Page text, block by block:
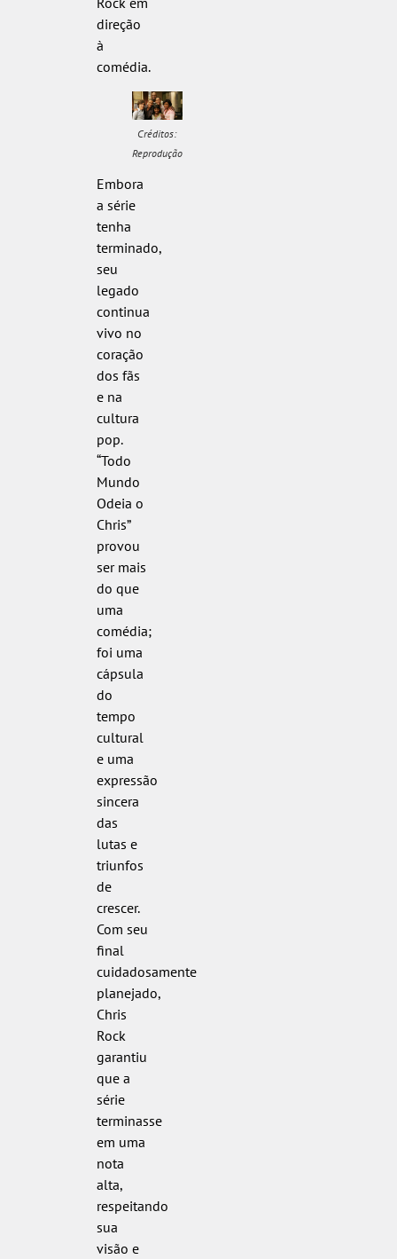
direção
à
comédia.
Créditos:
Reprodução
Embora
a série
tenha
terminado,
seu
legado
continua
vivo no
coração
dos fãs
e na
cultura
pop.
“Todo
Mundo
Odeia o
Chris”
provou
ser mais
do que
uma
comédia;
foi uma
cápsula
do
tempo
cultural
e uma
expressão
sincera
das
lutas e
triunfos
de
crescer.
Com seu
final
cuidadosamente
planejado,
Chris
Rock
garantiu
que a
série
terminasse
em uma
nota
alta,
respeitando
sua
visão e